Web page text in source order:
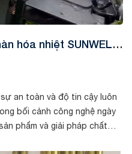
hóa nhiệt SUNWELD
an toàn và độ tin cậy luôn
bối cảnh công nghệ ngày
phẩm và giải pháp chất